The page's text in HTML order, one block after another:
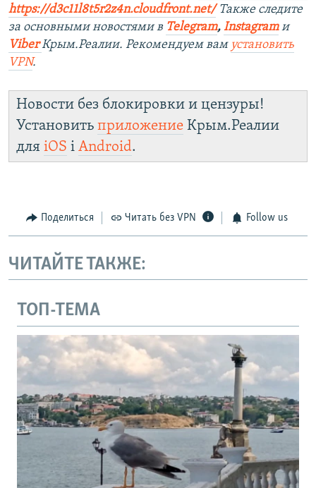
https://d3c11l8t5r2z4n.cloudfront.net/Также следите
за основными новостями в Telegram, Instagramи
ViberКрым.Реалии. Рекомендуем вам установить
VPN.
Новости без блокировки и цензуры!
Установить приложение Крым.Реалии
для iOS і Android.
Поделиться Читать без VPN Follow us
ЧИТАЙТЕ ТАКЖЕ:
ТОП-ТЕМА